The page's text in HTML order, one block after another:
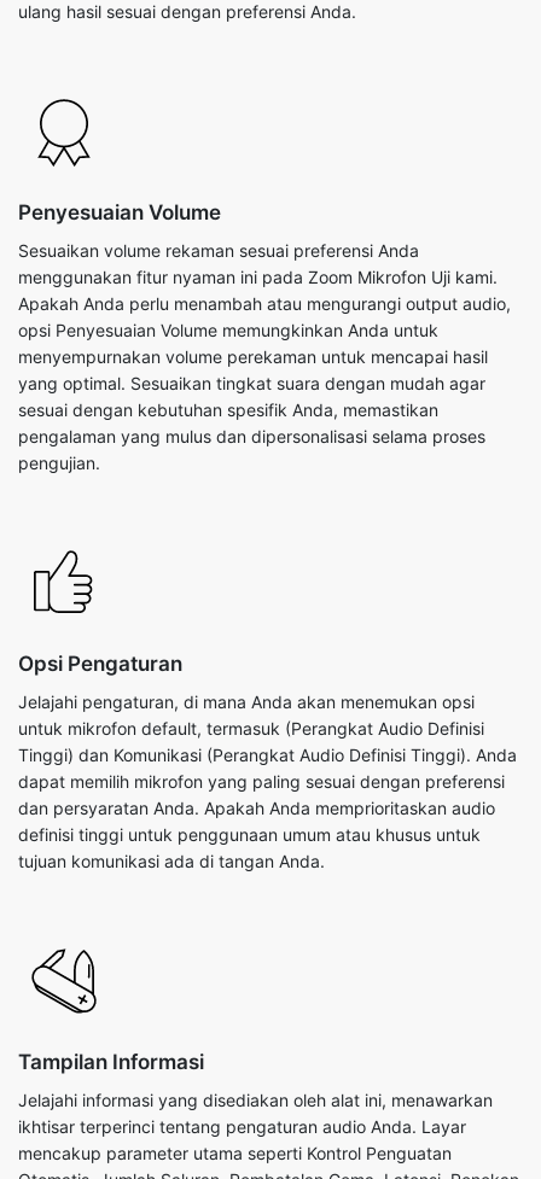
ulang hasil sesuai dengan preferensi Anda.
Penyesuaian Volume
Sesuaikan volume rekaman sesuai preferensi Anda
menggunakan fitur nyaman ini pada Zoom Mikrofon Uji kami.
Apakah Anda perlu menambah atau mengurangi output audio,
opsi Penyesuaian Volume memungkinkan Anda untuk
menyempurnakan volume perekaman untuk mencapai hasil
yang optimal. Sesuaikan tingkat suara dengan mudah agar
sesuai dengan kebutuhan spesifik Anda, memastikan
pengalaman yang mulus dan dipersonalisasi selama proses
pengujian.
Opsi Pengaturan
Jelajahi pengaturan, di mana Anda akan menemukan opsi
untuk mikrofon default, termasuk (Perangkat Audio Definisi
Tinggi) dan Komunikasi (Perangkat Audio Definisi Tinggi). Anda
dapat memilih mikrofon yang paling sesuai dengan preferensi
dan persyaratan Anda. Apakah Anda memprioritaskan audio
definisi tinggi untuk penggunaan umum atau khusus untuk
tujuan komunikasi ada di tangan Anda.
Tampilan Informasi
Jelajahi informasi yang disediakan oleh alat ini, menawarkan
ikhtisar terperinci tentang pengaturan audio Anda. Layar
mencakup parameter utama seperti Kontrol Penguatan